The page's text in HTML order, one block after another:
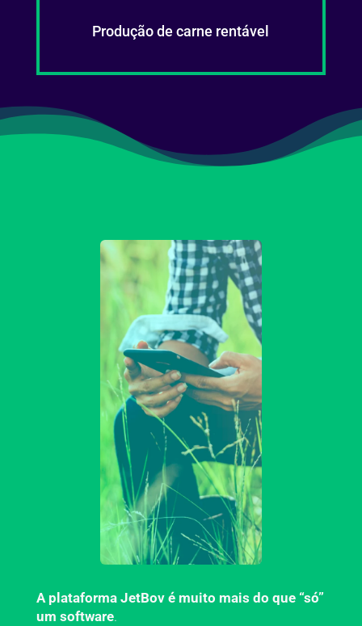
Produção de carne rentável
A plataforma JetBov é muito mais do que “só”
um software.